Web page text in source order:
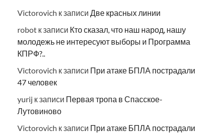
Victorovich к записи Две красных линии
robot к записи Кто сказал, что наш народ, нашу
молодежь не интересуют выборы и Программа
КПРФ?..
Victorovich к записи При атаке БПЛА пострадали
47 человек
yurij к записи Первая тропа в Спасское-
Лутовиново
Victorovich к записи При атаке БПЛА пострадали